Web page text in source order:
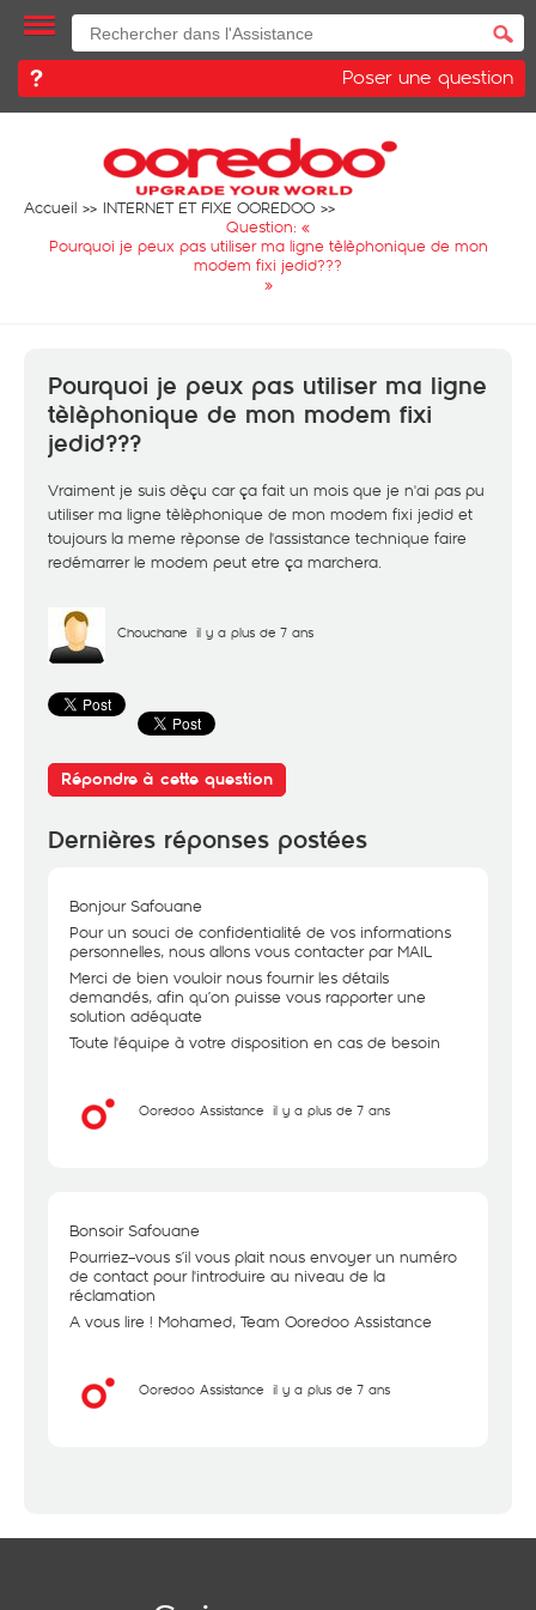
Poser une question
Accueil
INTERNET ET FIXE OOREDOO
Question: «
Pourquoi je peux pas utiliser ma ligne tèlèphonique de mon
modem fixi jedid???
»
Pourquoi je peux pas utiliser ma ligne
tèlèphonique de mon modem fixi
jedid???
Vraiment je suis dèçu car ça fait un mois que je n'ai pas pu
utiliser ma ligne tèlèphonique de mon modem fixi jedid et
toujours la meme rèponse de l'assistance technique faire
redémarrer le modem peut etre ça marchera.
Chouchane il y a plus de 7 ans
Répondre à cette question
Dernières réponses postées
Bonjour Safouane
Pour un souci de confidentialité de vos informations
personnelles, nous allons vous contacter par MAIL
Merci de bien vouloir nous fournir les détails
demandés, afin qu’on puisse vous rapporter une
solution adéquate
Toute l'équipe à votre disposition en cas de besoin
Ooredoo Assistance il y a plus de 7 ans
Bonsoir Safouane
Pourriez–vous s’il vous plait nous envoyer un numéro
de contact pour l'introduire au niveau de la
réclamation
A vous lire ! Mohamed, Team Ooredoo Assistance
Ooredoo Assistance il y a plus de 7 ans